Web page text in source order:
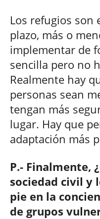
Los refugios son
plazo, más o
implementar de
sencilla pero no
Realmente hay
personas sean
tengan más
lugar. Hay que
adaptación más
P.- Finalmente,
sociedad civil y
pie en la
de grupos